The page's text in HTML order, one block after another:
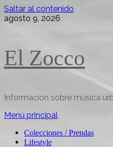
Saltar al contenido
agosto 9, 2026
El Zocco
Información sobre música
Menú principal
Colecciones / Prendas
Lifestyle